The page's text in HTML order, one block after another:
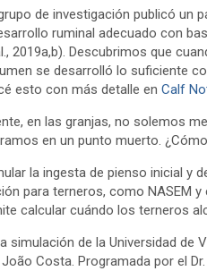
de investigación publicó un
ruminal adecuado con
2019a,b). Descubrimos que
se desarrolló lo suficiente
esto con más detalle en Calf
en las granjas, no solemos
en un punto muerto.
la ingesta de pienso inicial y
para terneros, como NASEM y
calcular cuándo los terneros
simulación de la Universidad de
Costa. Programada por el